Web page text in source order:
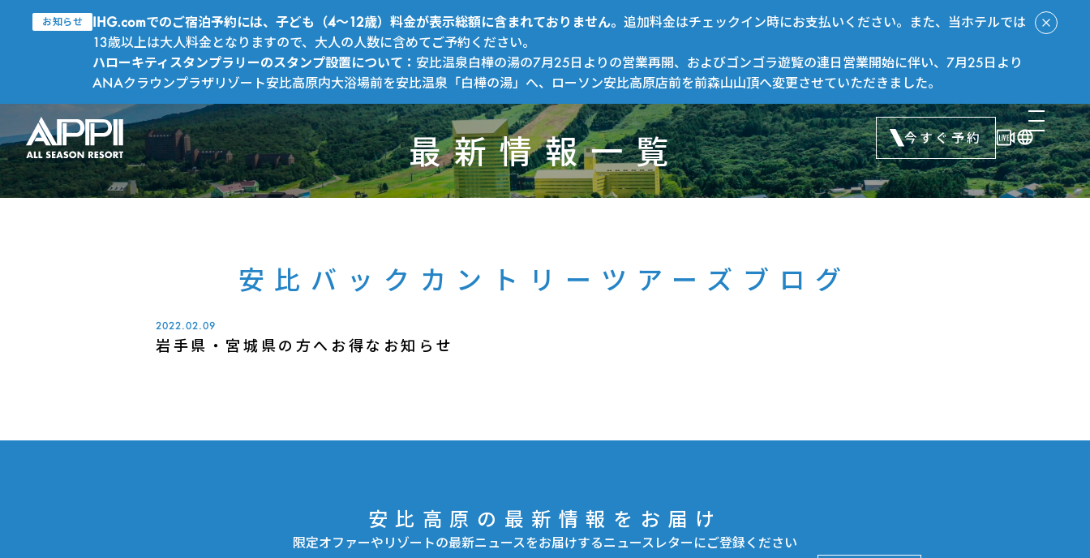
お知らせ IHG.comでのご宿泊予約には、子ども（4～12歳）料金が表示総額に含まれておりません。追加料金はチェックイン時にお支払いください。また、当ホテルでは
13歳以上は大人料金となりますので、大人の人数に含めてご予約ください。
ハローキティスタンプラリーのスタンプ設置について：安比温泉白樺の湯の7月25日よりの営業再開、およびゴンゴラ遊覧の連日営業開始に伴い、7月25日より
ANAクラウンプラザリゾート安比高原内大浴場前を安比温泉「白樺の湯」へ、ローソン安比高原店前を前森山山頂へ変更させていただきました。
今すぐ予約
最新情報一覧
安比バックカントリーツアーズブログ
2022.02.09
岩手県・宮城県の方へお得なお知らせ
安比高原の最新情報をお届け
限定オファーやリゾートの最新ニュースをお届けするニュースレターにご登録ください